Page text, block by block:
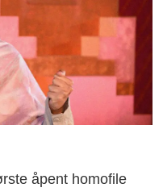
åpent homofile